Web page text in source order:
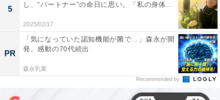
5
し、“パートナー”の命日に思い。「私の身体...
2025/02/17
PR
「気になっていた認知機能が菌で…」森永が開
発。感動の70代続出
森永乳業
Recommended by